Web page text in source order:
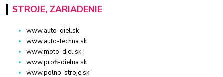
STROJE, ZARIADENIE
www.auto-diel.sk
www.auto-techna.sk
www.moto-diel.sk
www.profi-dielna.sk
www.polno-stroje.sk